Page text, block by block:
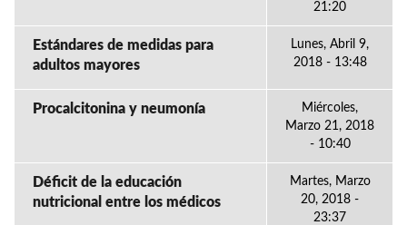
21:20
Estándares de medidas para
adultos mayores
Lunes, Abril 9,
2018 - 13:48
Procalcitonina y neumonía
Miércoles,
Marzo 21, 2018
- 10:40
Déficit de la educación
nutricional entre los médicos
Martes, Marzo
20, 2018 -
23:37